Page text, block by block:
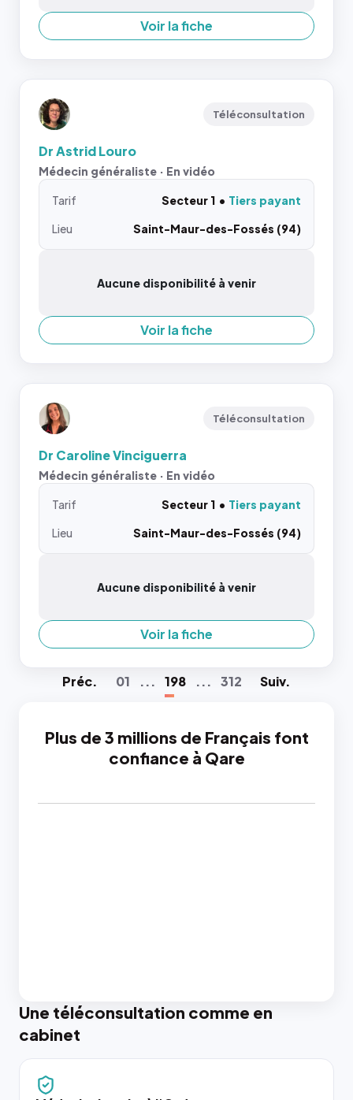
Voir la fiche
Téléconsultation
Dr Astrid Louro
Médecin généraliste · En vidéo
Tarif Secteur 1
Tiers payant
Lieu
Saint-Maur-des-Fossés (94)
Aucune disponibilité à venir
Voir la fiche
Téléconsultation
Dr Caroline Vinciguerra
Médecin généraliste · En vidéo
Tarif Secteur 1
Tiers payant
Lieu
Saint-Maur-des-Fossés (94)
Aucune disponibilité à venir
Voir la fiche
Préc. 01 ... 198 ... 312 Suiv.
Plus de 3 millions de Français font
confiance à Qare
Une téléconsultation comme en
cabinet